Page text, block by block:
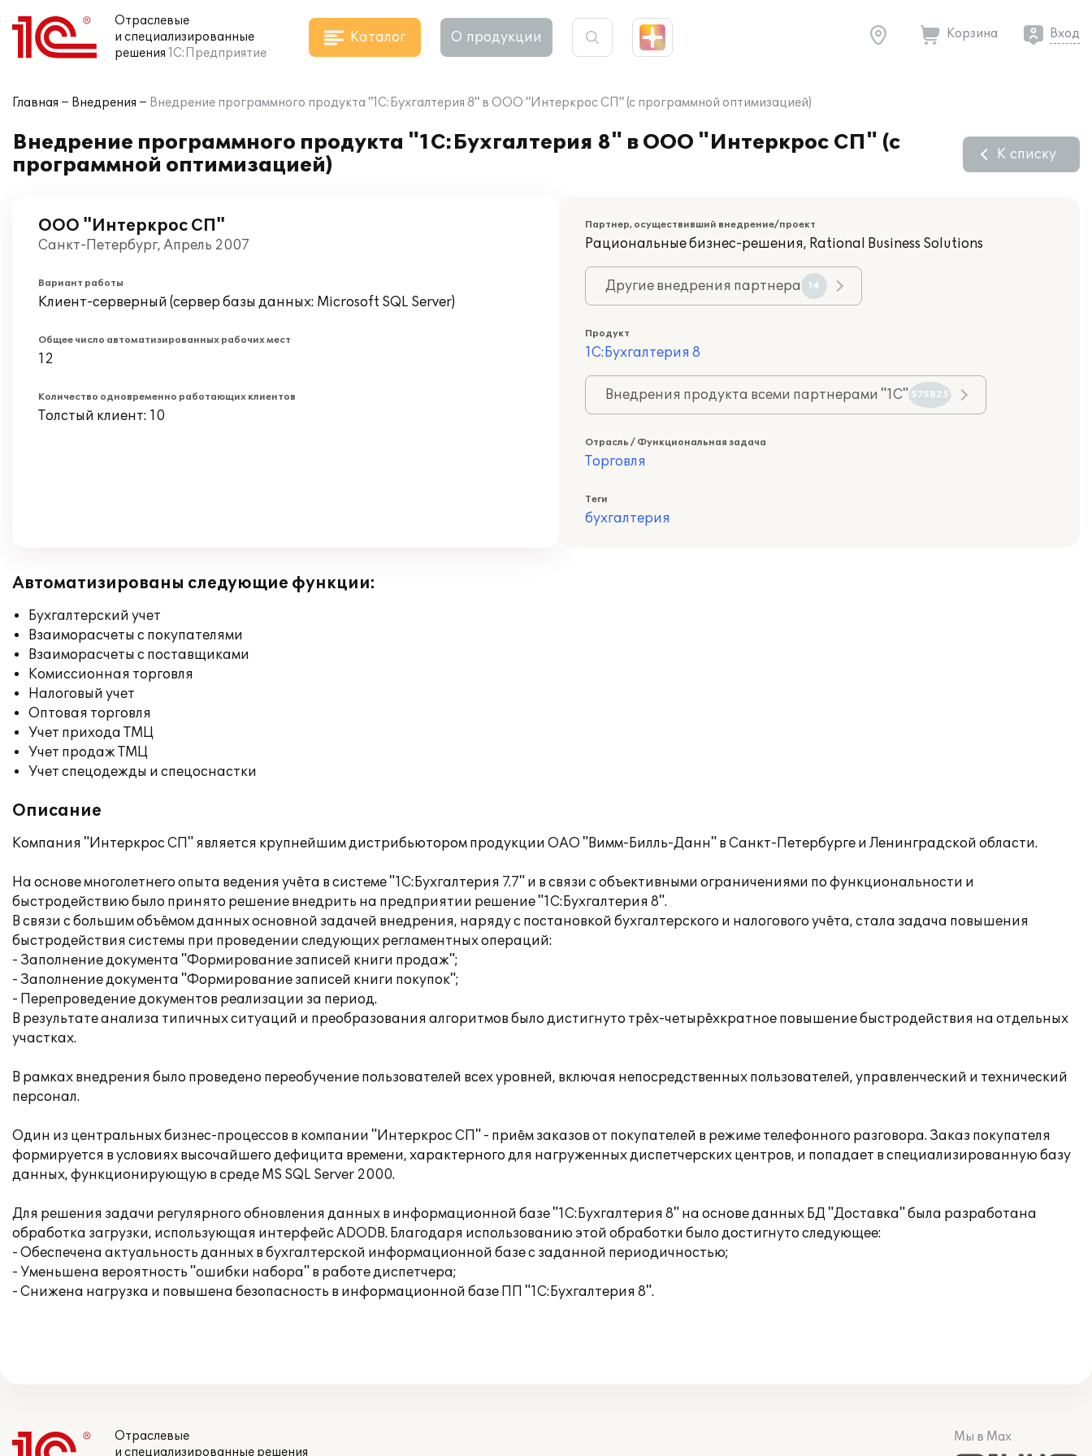
Отраслевые
и специализированные
решения 1С:Предприятие
Каталог О продукции Корзина Вход
Главная Внедрения Внедрение программного продукта "1С:Бухгалтерия 8" в ООО "Интеркрос СП" (с программной оптимизацией)
Внедрение программного продукта "1С:Бухгалтерия 8" в ООО "Интеркрос СП" (с
программной оптимизацией)
К списку
ООО "Интеркрос СП"
Санкт-Петербург, Апрель 2007
Вариант работы
Клиент-серверный (сервер базы данных: Microsoft SQL Server)
Общее число автоматизированных рабочих мест
12
Количество одновременно работающих клиентов
Толстый клиент: 10
Партнер, осуществивший внедрение/проект
Рациональные бизнес-решения, Rational Business Solutions
Другие внедрения партнера 14
Продукт
1С:Бухгалтерия 8
Внедрения продукта всеми партнерами "1С" 575825
Отрасль / Функциональная задача
Торговля
Теги
бухгалтерия
Автоматизированы следующие функции:
Бухгалтерский учет
Взаиморасчеты с покупателями
Взаиморасчеты с поставщиками
Комиссионная торговля
Налоговый учет
Оптовая торговля
Учет прихода ТМЦ
Учет продаж ТМЦ
Учет спецодежды и спецоснастки
Описание
Компания "Интеркрос СП" является крупнейшим дистрибьютором продукции ОАО "Вимм-Билль-Данн" в Санкт-Петербурге и Ленинградской области.
На основе многолетнего опыта ведения учёта в системе "1С:Бухгалтерия 7.7" и в связи с объективными ограничениями по функциональности и
быстродействию было принято решение внедрить на предприятии решение "1С:Бухгалтерия 8".
В связи с большим объёмом данных основной задачей внедрения, наряду с постановкой бухгалтерского и налогового учёта, стала задача повышения
быстродействия системы при проведении следующих регламентных операций:
- Заполнение документа "Формирование записей книги продаж";
- Заполнение документа "Формирование записей книги покупок";
- Перепроведение документов реализации за период.
В результате анализа типичных ситуаций и преобразования алгоритмов было дистигнуто трёх-четырёхкратное повышение быстродействия на отдельных
участках.
В рамках внедрения было проведено переобучение пользователей всех уровней, включая непосредственных пользователей, управленческий и технический
персонал.
Один из центральных бизнес-процессов в компании "Интеркрос СП" - приём заказов от покупателей в режиме телефонного разговора. Заказ покупателя
формируется в условиях высочайшего дефицита времени, характерного для нагруженных диспетчерских центров, и попадает в специализированную базу
данных, функционирующую в среде MS SQL Server 2000.
Для решения задачи регулярного обновления данных в информационной базе "1С:Бухгалтерия 8" на основе данных БД "Доставка" была разработана
обработка загрузки, использующая интерфейс ADODB. Благодаря использованию этой обработки было достигнуто следующее:
- Обеспечена актуальность данных в бухгалтерской информационной базе с заданной периодичностью;
- Уменьшена вероятность "ошибки набора" в работе диспетчера;
- Снижена нагрузка и повышена безопасность в информационной базе ПП "1С:Бухгалтерия 8".
Отраслевые
и специализированные решения
Мы в Max